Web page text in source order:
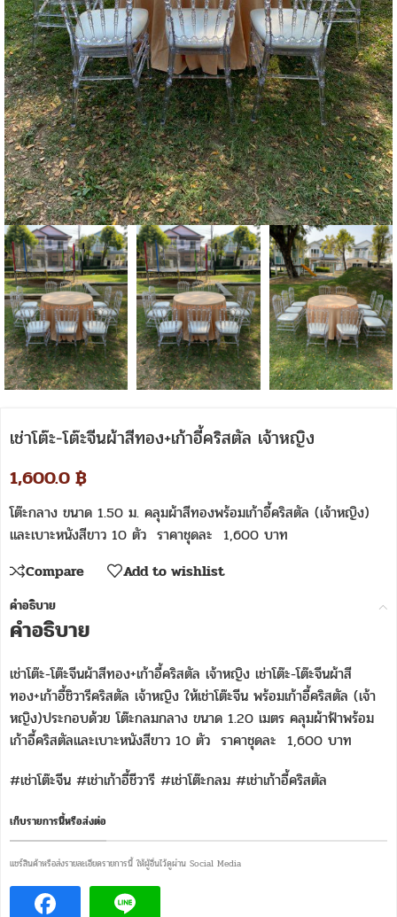
เช่าโต๊ะ-โต๊ะจีนผ้าสีทอง+เก้าอี้คริสตัล เจ้าหญิง
1,600.0฿
โต๊ะกลาง ขนาด 1.50 ม. คลุมผ้าสีทองพร้อมเก้าอี้คริสตัล (เจ้าหญิง)
และเบาะหนังสีขาว 10 ตัว ราคาชุดละ 1,600 บาท
Compare
Add to wishlist
คำอธิบาย
คำอธิบาย
เช่าโต๊ะ-โต๊ะจีนผ้าสีทอง+เก้าอี้คริสตัล เจ้าหญิง เช่าโต๊ะ-โต๊ะจีนผ้าสี
ทอง+เก้าอี้ชิวารีคริสตัล เจ้าหญิง ให้เช่าโต๊ะจีน พร้อมเก้าอี้คริสตัล (เจ้า
หญิง)ประกอบด้วย โต๊ะกลมกลาง ขนาด 1.20 เมตร คลุมผ้าฟ้าพร้อม
เก้าอี้คริสตัลและเบาะหนังสีขาว 10 ตัว ราคาชุดละ 1,600 บาท
#เช่าโต๊ะจีน #เช่าเก้าอี้ชีวารี #เช่าโต๊ะกลม #เช่าเก้าอี้คริสตัล
เก็บรายการนี้หรือส่งต่อ
แชร์สินค้าหรือส่งรายละเอียดรายการนี้ ให้ผู้อื่นไว้ดูผ่าน Social Media